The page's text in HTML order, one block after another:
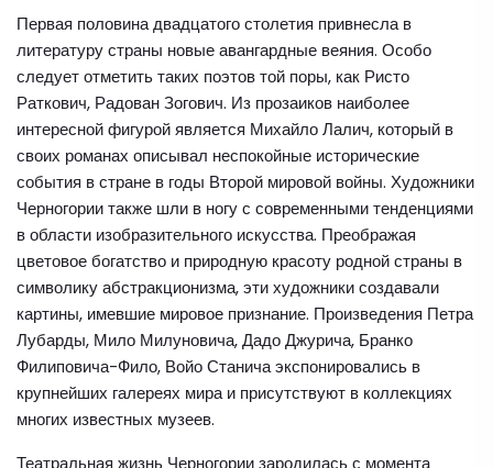
Первая половина двадцатого столетия привнесла в
литературу страны новые авангардные веяния. Особо
следует отметить таких поэтов той поры, как Ристо
Раткович, Радован Зогович. Из прозаиков наиболее
интересной фигурой является Михайло Лалич, который в
своих романах описывал неспокойные исторические
события в стране в годы Второй мировой войны. Художники
Черногории также шли в ногу с современными тенденциями
в области изобразительного искусства. Преображая
цветовое богатство и природную красоту родной страны в
символику абстракционизма, эти художники создавали
картины, имевшие мировое признание. Произведения Петра
Лубарды, Мило Милуновича, Дадо Джурича, Бранко
Филиповича-Фило, Войо Станича экспонировались в
крупнейших галереях мира и присутствуют в коллекциях
многих известных музеев.
Театральная жизнь Черногории зародилась с момента